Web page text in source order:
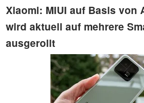
Xiaomi: MIUI auf Basis von
wird aktuell auf mehrere
ausgerollt